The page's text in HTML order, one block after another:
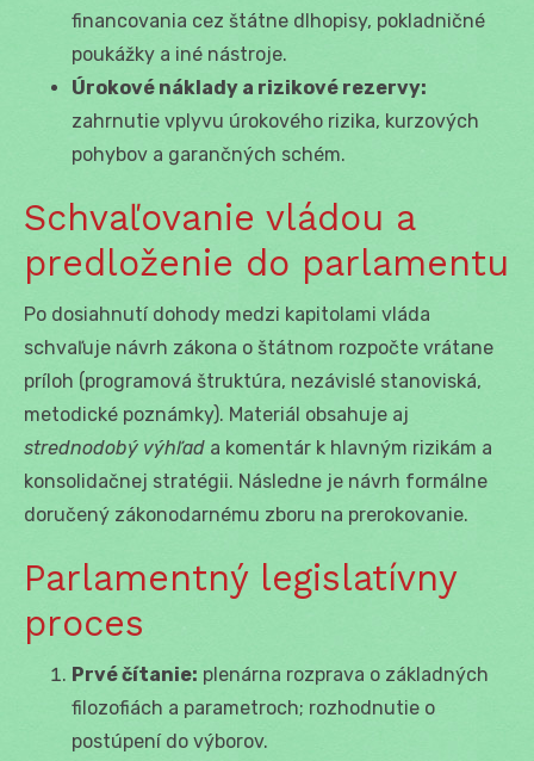
financovania cez štátne dlhopisy, pokladničné
poukážky a iné nástroje.
Úrokové náklady a rizikové rezervy:
zahrnutie vplyvu úrokového rizika, kurzových
pohybov a garančných schém.
Schvaľovanie vládou a
predloženie do parlamentu
Po dosiahnutí dohody medzi kapitolami vláda
schvaľuje návrh zákona o štátnom rozpočte vrátane
príloh (programová štruktúra, nezávislé stanoviská,
metodické poznámky). Materiál obsahuje aj
strednodobý výhľad a komentár k hlavným rizikám a
konsolidačnej stratégii. Následne je návrh formálne
doručený zákonodarnému zboru na prerokovanie.
Parlamentný legislatívny
proces
Prvé čítanie: plenárna rozprava o základných
filozofiách a parametroch; rozhodnutie o
postúpení do výborov.